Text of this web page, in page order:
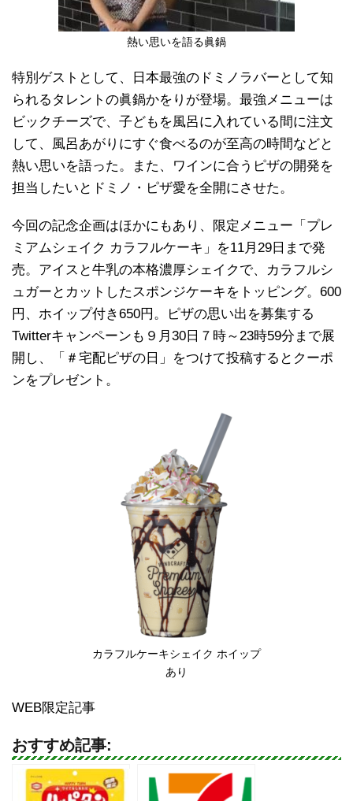
熱い思いを語る眞鍋
特別ゲストとして、日本最強のドミノラバーとして知
られるタレントの眞鍋かをりが登場。最強メニューは
ビックチーズで、子どもを風呂に入れている間に注文
して、風呂あがりにすぐ食べるのが至高の時間などと
熱い思いを語った。また、ワインに合うピザの開発を
担当したいとドミノ・ピザ愛を全開にさせた。
今回の記念企画はほかにもあり、限定メニュー「プレ
ミアムシェイク カラフルケーキ」を11月29日まで発
売。アイスと牛乳の本格濃厚シェイクで、カラフルシ
ュガーとカットしたスポンジケーキをトッピング。600
円、ホイップ付き650円。ピザの思い出を募集する
Twitterキャンペーンも９月30日７時～23時59分まで展
開し、「＃宅配ピザの日」をつけて投稿するとクーポ
ンをプレゼント。
カラフルケーキシェイク ホイップ
あり
WEB限定記事
おすすめ記事: